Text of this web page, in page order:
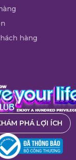
hàng
PHÁ LỢI ÍCH